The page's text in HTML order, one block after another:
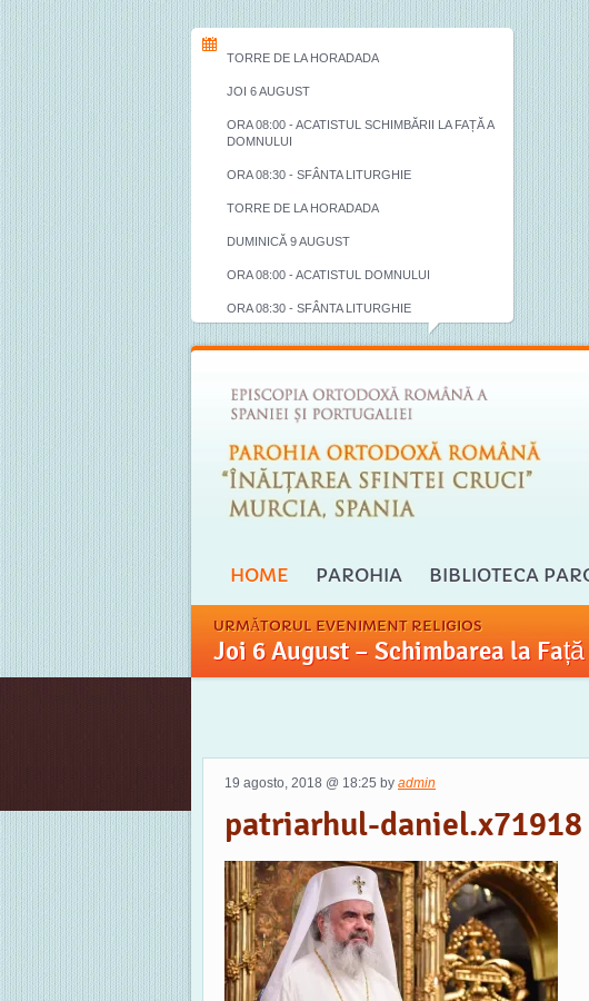
TORRE DE LA HORADADA
JOI 6 AUGUST
ORA 08:00 - ACATISTUL SCHIMBĂRII LA FAȚĂ A
DOMNULUI
ORA 08:30 - SFÂNTA LITURGHIE
TORRE DE LA HORADADA
DUMINICĂ 9 AUGUST
ORA 08:00 - ACATISTUL DOMNULUI
ORA 08:30 - SFÂNTA LITURGHIE
HOME PAROHIA BIBLIOTECA
URMĂTORUL EVENIMENT RELIGIOS
Joi 6 August – Schimbarea la
19 agosto, 2018 @ 18:25 by admin
patriarhul-daniel.x71918